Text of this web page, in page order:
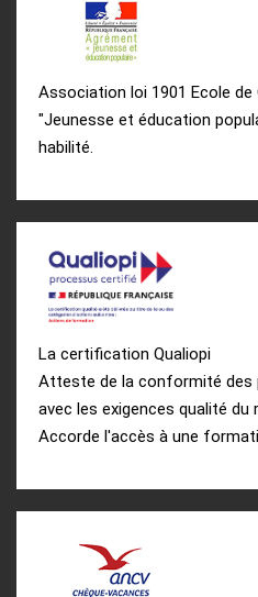
Association loi 1901 Ecole de
"Jeunesse et éducation
habilité.
La certification Qualiopi
Atteste de la conformité des
avec les exigences qualité du
Accorde l'accès à une